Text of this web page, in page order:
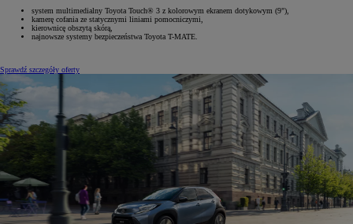
system multimedialny Toyota Touch® 3 z kolorowym ekranem dotykowym (9"),
kamerę cofania ze statycznymi liniami pomocniczymi,
kierownicę obszytą skórą,
najnowsze systemy bezpieczeństwa Toyota T-MATE.
Sprawdź szczegóły oferty